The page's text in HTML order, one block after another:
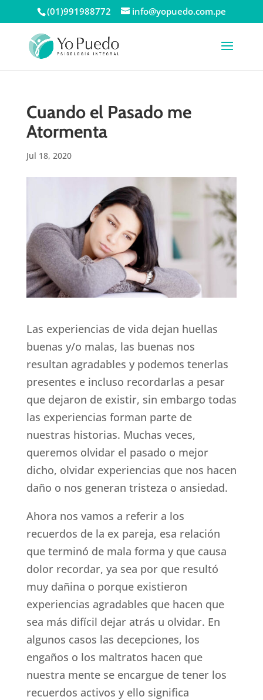
(01)991988772 info@yopuedo.com.pe
Cuando el Pasado me
Atormenta
Jul 18, 2020
Las experiencias de vida dejan huellas
buenas y/o malas, las buenas nos
resultan agradables y podemos tenerlas
presentes e incluso recordarlas a pesar
que dejaron de existir, sin embargo todas
las experiencias forman parte de
nuestras historias. Muchas veces,
queremos olvidar el pasado o mejor
dicho, olvidar experiencias que nos hacen
daño o nos generan tristeza o ansiedad.
Ahora nos vamos a referir a los
recuerdos de la ex pareja, esa relación
que terminó de mala forma y que causa
dolor recordar, ya sea por que resultó
muy dañina o porque existieron
experiencias agradables que hacen que
sea más difícil dejar atrás u olvidar. En
algunos casos las decepciones, los
engaños o los maltratos hacen que
nuestra mente se encargue de tener los
recuerdos activos y ello significa